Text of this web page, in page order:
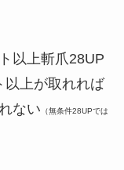
以上斬爪28UP
以上が取れれば
ない （無条件28UPでは